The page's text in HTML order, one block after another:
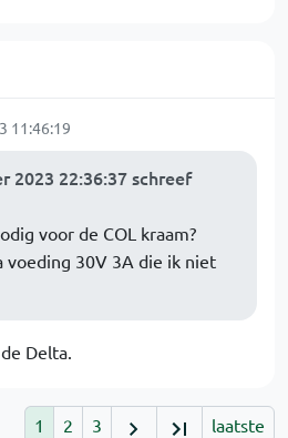
11:46:19
2023 22:36:37 schreef
voor de COL kraam?
voeding 30V 3A die ik niet
Delta.
1 2 3 laatste